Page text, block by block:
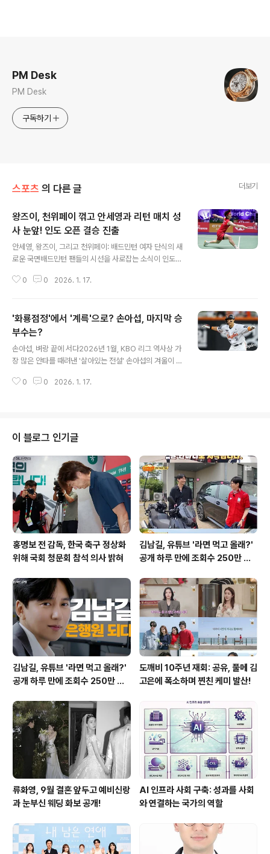
PM Desk
PM Desk
구독하기
스포츠 의 다른 글 더보기
왕즈이, 천위페이 꺾고 안세영과 리턴 매치 성
사 눈앞! 인도 오픈 결승 진출
안세영, 왕즈이, 그리고 천위페이: 배드민턴 여자 단식의 새
로운 국면배드민턴 팬들의 시선을 사로잡는 소식이 인도
천위페이를 꺾고 결승에 진출하며, 세계 랭킹 1위 안세영과
는 중요한 전환점이 될 것입니다. 왕즈이와 천위페이의 치
열한 경쟁, 그리고 안세영과의 관계는 배드민턴 팬들에게
끊임없는 흥미를 선사합니다. 이번 인도 오픈은 그 기대감
을 현실로 만들 절호의 기회입니다. 왕즈이, 천위페이와의
뉴델리에서 열린 여자 단식 준결승전에서 왕즈이는 천위페
0 0 2026. 1. 17.
'화룡점정'에서 '계륵'으로? 손아섭, 마지막 승
부수는?
손아섭, 벼랑 끝에 서다2026년 1월, KBO 리그 역사상 가
장 많은 안타를 때려낸 '살아있는 전설' 손아섭의 겨울이 유
의 '화룡점정'으로 대접받으며 화려하게 대전 땅을 밟았던
일주일도 채 남지 않은 시점에서, 통산 2,618안타의 주인
공이 'FA 미아'가 될지도 모른다는 위기설은 이제 야구계의
엄연한 현실이 됐다. 한화의 태도가 이토록 돌변한 이유는
냉혹한 비즈니스 논리 때문이다. 한화의 선택: 미래를 위한
투자한화는 이번 오프시즌에 리그 최정상급 타자 강..
0 0 2026. 1. 17.
이 블로그 인기글
홍명보 전 감독, 한국 축구 정상화
위해 국회 청문회 참석 의사 밝혀
김남길, 유튜브 '라면 먹고 올래?'
공개 하루 만에 조회수 250만 돌
김남길, 유튜브 '라면 먹고 올래?'
공개 하루 만에 조회수 250만 돌
도깨비 10주년 재회: 공유, 풀메 김
고은에 폭소하며 찐친 케미 발산!
류화영, 9월 결혼 앞두고 예비신랑
과 눈부신 웨딩 화보 공개!
AI 인프라 사회 구축: 성과를 사회
와 연결하는 국가의 역할